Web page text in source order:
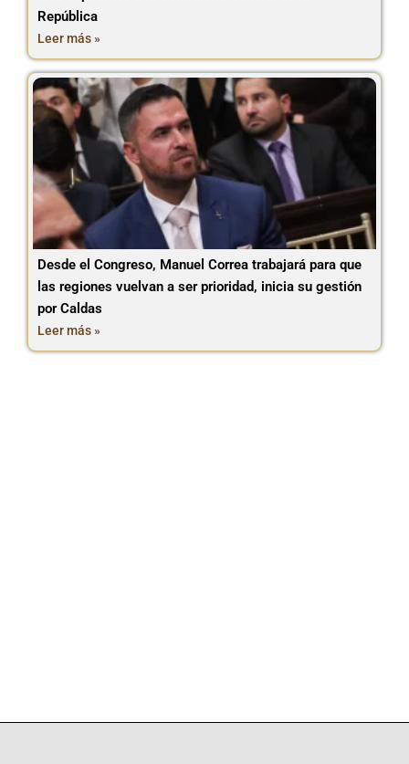
República
Leer más »
Desde el Congreso, Manuel Correa trabajará para que
las regiones vuelvan a ser prioridad, inicia su gestión
por Caldas
Leer más »